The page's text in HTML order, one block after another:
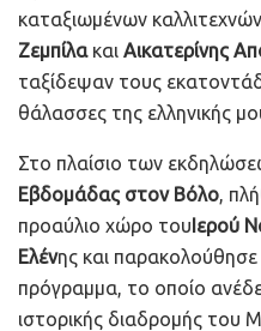
καταξιωμένων καλλιτεχνών
Ζεμπίλακαι Αικατερίνης
ταξίδεψαν τους
θάλασσες της ελληνικής
Στο πλαίσιο των
Εβδομάδας στον Βόλο,
προαύλιο χώρο τουΙερού
Ελένης και παρακολούθησε
πρόγραμμα, το οποίο
ιστορικής διαδρομής του